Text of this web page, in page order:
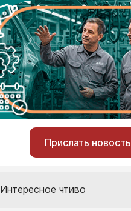
Прислать новость
Интересное чтиво